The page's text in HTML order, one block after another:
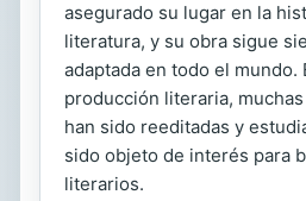
asegurado su lugar en la
literatura, y su obra sigue
adaptada en todo el mundo.
producción literaria,
han sido reeditadas y
sido objeto de interés para
literarios.